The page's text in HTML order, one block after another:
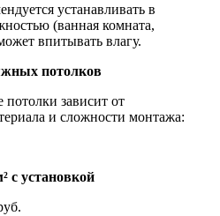
устанавливать в
(ванная комната,
впитывать влагу.
потолков
зависит от
и сложности монтажа:
с установкой